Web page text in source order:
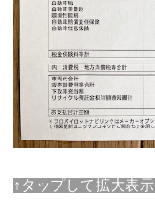
↑タップして拡大表示